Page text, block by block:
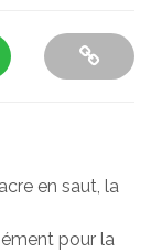
en saut, la
pour la